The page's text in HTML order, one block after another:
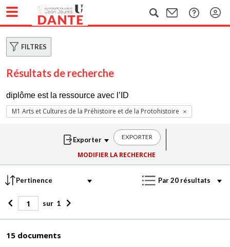
FILTRES
Résultats de recherche
diplôme est la ressource avec l’ID
M1 Arts et Cultures de la Préhistoire et de la Protohistoire
EXPORTER
MODIFIER LA RECHERCHE
sur 1
15 documents